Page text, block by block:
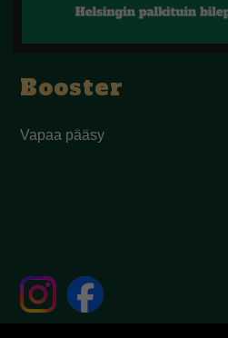
Booster
Vapaa pääsy